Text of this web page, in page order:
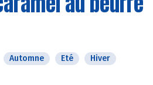
Automne Eté
Hiver